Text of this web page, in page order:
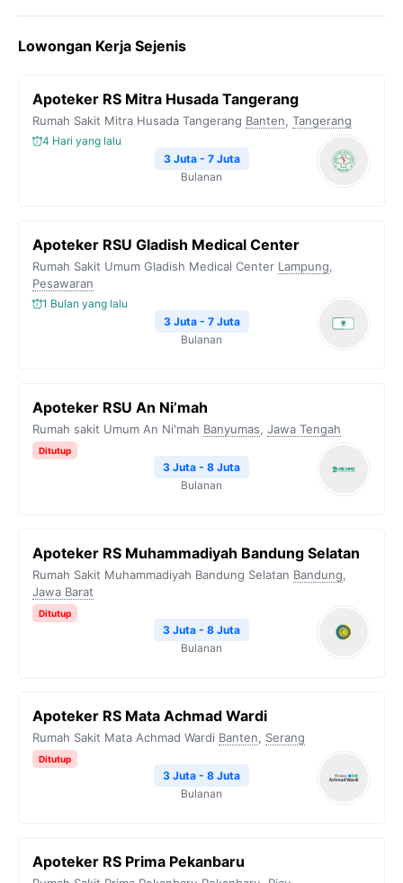
e
o
o
t
e
e
r
t
A
y
i
k
Lowongan Kerja Sejenis
Apoteker RS Mitra Husada Tangerang
Rumah Sakit Mitra Husada Tangerang Banten, Tangerang
4 Hari yang lalu
3 Juta - 7 Juta
Bulanan
Apoteker RSU Gladish Medical Center
Rumah Sakit Umum Gladish Medical Center Lampung,
Pesawaran
1 Bulan yang lalu
3 Juta - 7 Juta
Bulanan
Apoteker RSU An Ni’mah
Rumah sakit Umum An Ni'mah Banyumas, Jawa Tengah
Ditutup
3 Juta - 8 Juta
Bulanan
Apoteker RS Muhammadiyah Bandung Selatan
Rumah Sakit Muhammadiyah Bandung Selatan Bandung,
Jawa Barat
Ditutup
3 Juta - 8 Juta
Bulanan
Apoteker RS Mata Achmad Wardi
Rumah Sakit Mata Achmad Wardi Banten, Serang
Ditutup
3 Juta - 8 Juta
Bulanan
Apoteker RS Prima Pekanbaru